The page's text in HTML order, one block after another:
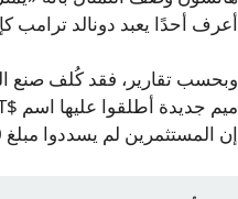
أعرف أحدًا يعبد دونالد ترامب
وبحسب تقارير، فقد كُلف صنع
إن المستثمرين لم يسددوا مبلغ 90,000 دولار المتبقي في الموعد المتفق عليه.